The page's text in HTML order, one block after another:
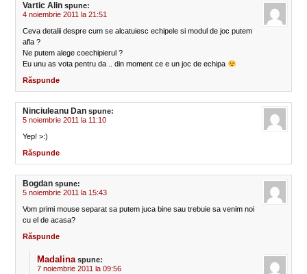
Vartic Alin spune:
4 noiembrie 2011 la 21:51
Ceva detalii despre cum se alcatuiesc echipele si modul de joc putem
afla ?
Ne putem alege coechipierul ?
Eu unu as vota pentru da .. din moment ce e un joc de echipa
Răspunde
Ninciuleanu Dan spune:
5 noiembrie 2011 la 11:10
Yep! >:)
Răspunde
Bogdan spune:
5 noiembrie 2011 la 15:43
Vom primi mouse separat sa putem juca bine sau trebuie sa venim noi
cu el de acasa?
Răspunde
Madalina spune:
7 noiembrie 2011 la 09:56